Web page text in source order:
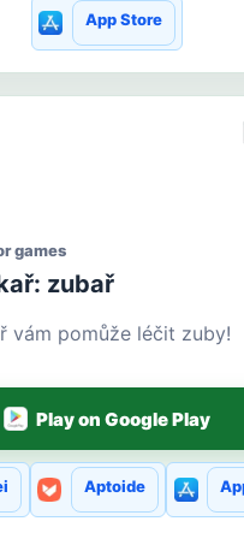
App Store
games
zubař
vám pomůže léčit zuby!
Play on Google Play
Aptoide